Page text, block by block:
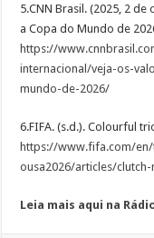
5.CNN Brasil. (2025, 2
a Copa do Mundo de
https://
internacional/veja-os-
mundo-de-2026/
6.FIFA. (s.d.). Colourful
https://www.fifa.com/
ousa2026/articles/
Leia mais aqui na